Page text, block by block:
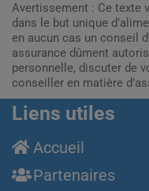
Avertissement : Ce texte
dans le but unique
en aucun cas un conseil
assurance dûment
personnelle, discuter de
conseiller en matière
Liens utiles
Accueil
Partenaires